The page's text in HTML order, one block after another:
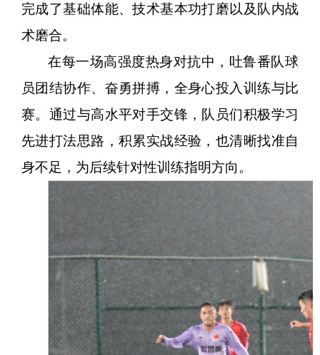
完成了基础体能、技术基本功打磨以及队内战
术磨合。
在每一场高强度热身对抗中，吐鲁番队球
员团结协作、奋勇拼搏，全身心投入训练与比
赛。通过与高水平对手交锋，队员们积极学习
先进打法思路，积累实战经验，也清晰找准自
身不足，为后续针对性训练指明方向。